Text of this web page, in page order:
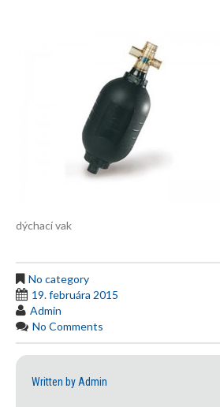
dýchací vak
No category
19. februára 2015
Admin
No Comments
Written by Admin